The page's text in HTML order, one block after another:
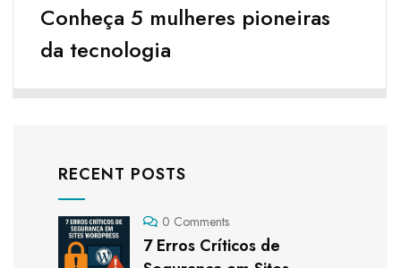
Conheça 5 mulheres pioneiras
da tecnologia
RECENT POSTS
0 Comments
7 Erros Críticos de